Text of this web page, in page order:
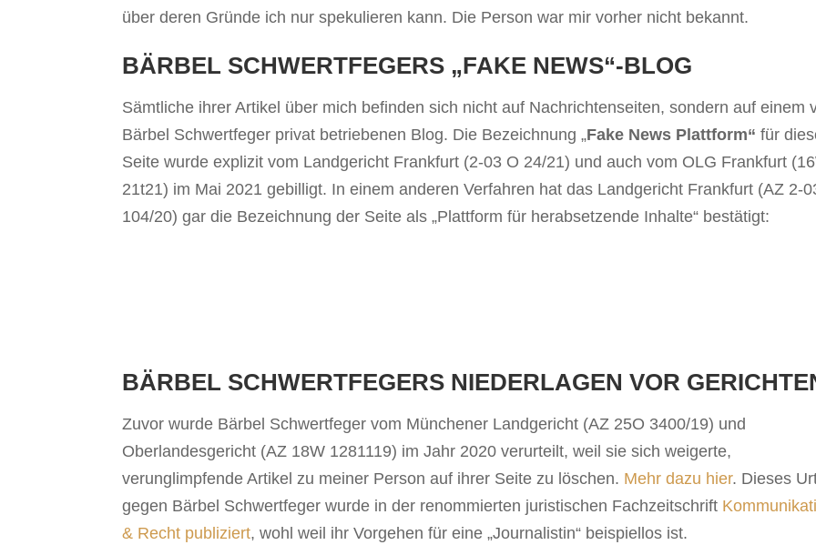
über deren Gründe ich nur spekulieren kann. Die Person war mir vorher nicht bekannt.
BÄRBEL SCHWERTFEGERS „FAKE NEWS“-BLOG
Sämtliche ihrer Artikel über mich befinden sich nicht auf Nachrichtenseiten, sondern auf einem
Bärbel Schwertfeger privat betriebenen Blog. Die Bezeichnung „Fake News Plattform“ für
Seite wurde explizit vom Landgericht Frankfurt (2-03 O 24/21) und auch vom OLG Frankfurt
21t21) im Mai 2021 gebilligt. In einem anderen Verfahren hat das Landgericht Frankfurt (AZ 2-
104/20) gar die Bezeichnung der Seite als „Plattform für herabsetzende Inhalte“ bestätigt:
BÄRBEL SCHWERTFEGERS NIEDERLAGEN VOR
Zuvor wurde Bärbel Schwertfeger vom Münchener Landgericht (AZ 25O 3400/19) und
Oberlandesgericht (AZ 18W 1281119) im Jahr 2020 verurteilt, weil sie sich weigerte,
verunglimpfende Artikel zu meiner Person auf ihrer Seite zu löschen. Mehrdazu hier. Dieses
gegen Bärbel Schwertfeger wurde in der renommierten juristischen Fachzeitschrift
& Recht publiziert, wohl weil ihr Vorgehen für eine „Journalistin“ beispiellos ist.